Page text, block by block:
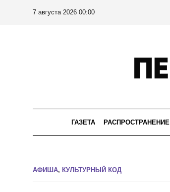
7 августа 2026 00:00
ГАЗЕТА РАСПРОСТРАНЕНИЕ
АФИША, КУЛЬТУРНЫЙ КОД